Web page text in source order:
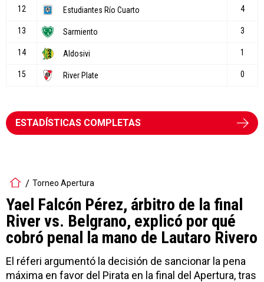
ESTADÍSTICAS COMPLETAS
Torneo Apertura
Yael Falcón Pérez, árbitro de la final
River vs. Belgrano, explicó por qué
cobró penal la mano de Lautaro Rivero
El réferi argumentó la decisión de sancionar la pena
máxima en favor del Pirata en la final del Apertura, tras